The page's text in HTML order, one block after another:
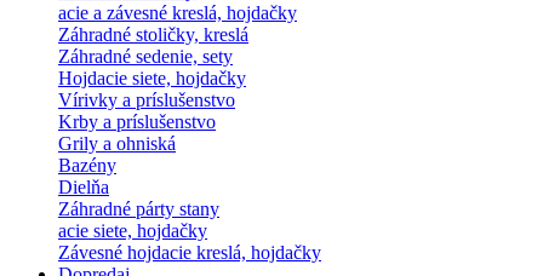
acie a závesné kreslá, hojdačky
Záhradné stoličky, kreslá
Záhradné sedenie, sety
Hojdacie siete, hojdačky
Vírivky a príslušenstvo
Krby a príslušenstvo
Grily a ohniská
Bazény
Dielňa
Záhradné párty stany
acie siete, hojdačky
Závesné hojdacie kreslá, hojdačky